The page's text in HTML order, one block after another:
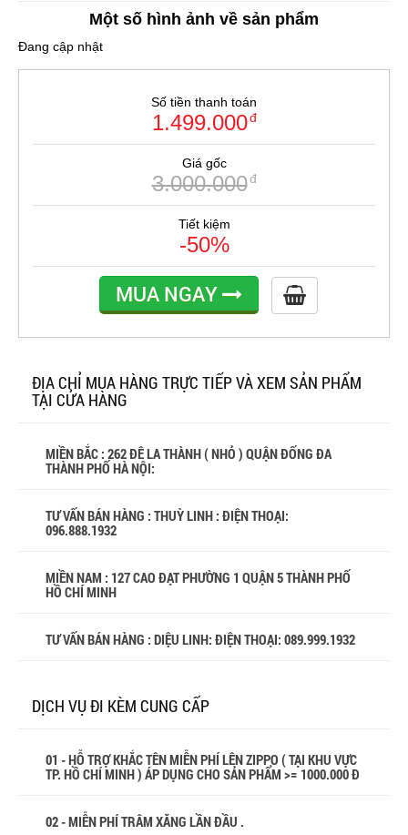
Một số hình ảnh về sản phẩm
Đang cập nhật
Số tiền thanh toán
1.499.000đ
Giá gốc
3.000.000đ
Tiết kiệm
-50%
MUA NGAY
ĐỊA CHỈ MUA HÀNG TRỰC TIẾP VÀ XEM SẢN PHẨM
TẠI CỬA HÀNG
MIỀN BẮC : 262 ĐÊ LA THÀNH ( NHỎ ) QUẬN ĐỐNG ĐA
THÀNH PHỐ HÀ NỘI:
TƯ VẤN BÁN HÀNG : THUỲ LINH : ĐIỆN THOẠI:
096.888.1932
MIỀN NAM : 127 CAO ĐẠT PHƯỜNG 1 QUẬN 5 THÀNH PHỐ
HỒ CHÍ MINH
TƯ VẤN BÁN HÀNG : DIỆU LINH: ĐIỆN THOẠI: 089.999.1932
DỊCH VỤ ĐI KÈM CUNG CẤP
01 - HỖ TRỢ KHẮC TÊN MIỄN PHÍ LÊN ZIPPO ( TẠI KHU VỰC
TP. HỒ CHÍ MINH ) ÁP DỤNG CHO SẢN PHẨM >= 1000.000 Đ
02 - MIỄN PHÍ TRÂM XĂNG LẦN ĐẦU .